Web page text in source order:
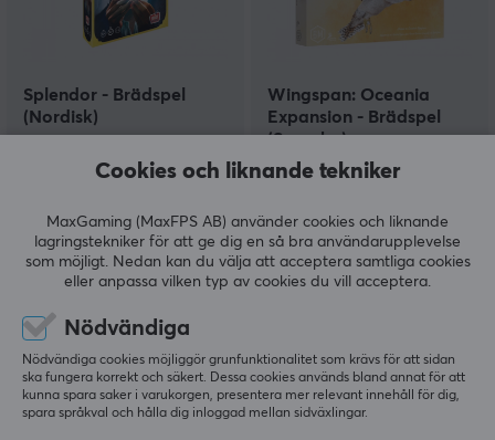
Splendor - Brädspel
(Nordisk)
289 kr
Wingspan: Oceania
Expansion - Brädspel
(Svenska)
(0)
299 kr
Cookies och liknande tekniker
MaxGaming (MaxFPS AB) använder cookies och liknande
lagringstekniker för att ge dig en så bra användarupplevelse
som möjligt. Nedan kan du välja att acceptera samtliga cookies
eller anpassa vilken typ av cookies du vill acceptera.
Nödvändiga
Nödvändiga cookies möjliggör grunfunktionalitet som krävs för att sidan
ska fungera korrekt och säkert. Dessa cookies används bland annat för att
kunna spara saker i varukorgen, presentera mer relevant innehåll för dig,
spara språkval och hålla dig inloggad mellan sidväxlingar.